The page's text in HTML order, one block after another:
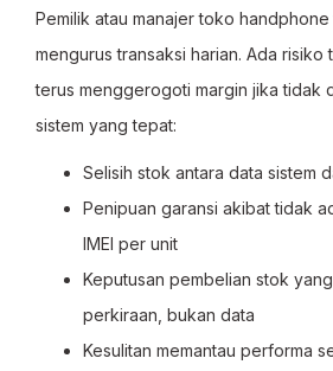
Pemilik atau manajer toko
mengurus transaksi harian. Ada risiko
terus menggerogoti margin jika tidak
sistem yang tepat:
Selisih stok antara data sistem
Penipuan garansi akibat tidak
IMEI per unit
Keputusan pembelian stok
perkiraan, bukan data
Kesulitan memantau performa